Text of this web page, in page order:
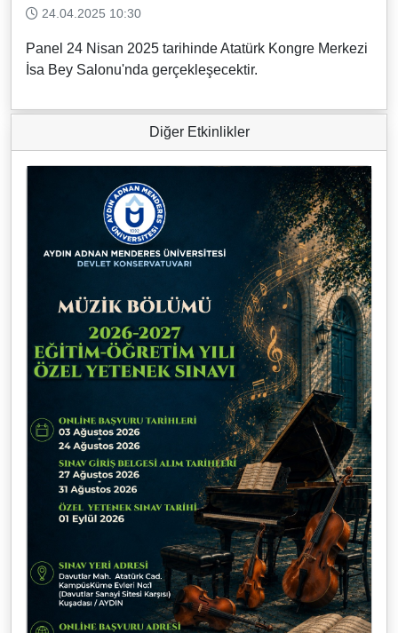
24.04.2025 10:30
Panel 24 Nisan 2025 tarihinde Atatürk Kongre Merkezi
İsa Bey Salonu'nda gerçekleşecektir.
Diğer Etkinlikler